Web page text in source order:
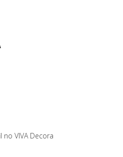
VIVA Decora